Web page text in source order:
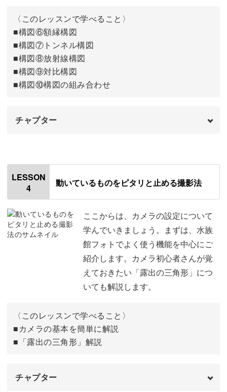
今回のまとめ
おわりに
〈このレッスンで学べること〉
■構図⑥額縁構図
■構図⑦トンネル構図
■構図⑧放射線構図
■構図⑨対比構図
■構図⑩構図の組み合わせ
チャプター
はじめに
前回のおさらい
⑥額縁構図 01:54
⑦トンネル構図 03:16
04:20
構図についてのまとめ
LESSON
4
動いているものをピタリと止める撮影法
ここからは、カメラの設定について
学んでいきましょう。まずは、水族
館フォトでよく使う機能を中心にご
紹介します。カメラ初心者さんが覚
えておきたい「露出の三角形」につ
いても解説します。
〈このレッスンで学べること〉
■カメラの基本を簡単に解説
■「露出の三角形」解説
チャプター